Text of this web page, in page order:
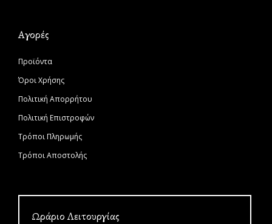
Αγορές
Προϊόντα
Όροι Χρήσης
Πολιτική Απορρήτου
Πολιτική Επιστροφών
Τρόποι Πληρωμής
Τρόποι Αποστολής
Ωράριο Λειτουργίας